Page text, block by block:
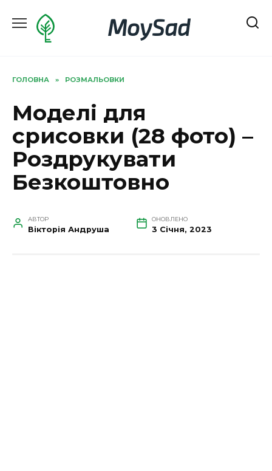
до
MoySad
ГОЛОВНА » РОЗМАЛЬОВКИ
Моделі для
срисовки (28 фото) –
Роздрукувати
Безкоштовно
АВТОР
Вікторія Андруша
ОНОВЛЕНО
3 Січня, 2023